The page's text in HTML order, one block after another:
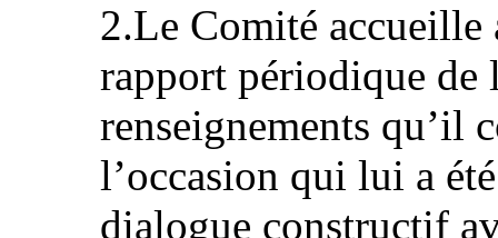
2.Le Comité
rapport périodique de
renseignements qu’il
l’occasion qui lui a
dialogue constructif